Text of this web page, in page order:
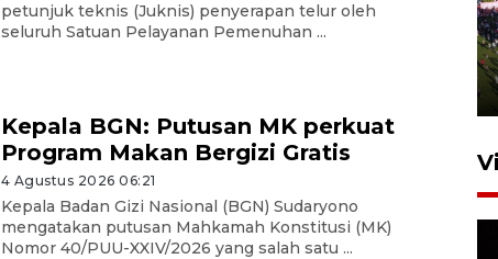
petunjuk teknis (Juknis) penyerapan telur oleh
seluruh Satuan Pelayanan Pemenuhan ...
Kepala BGN: Putusan MK perkuat
Program Makan Bergizi Gratis
4 Agustus 2026 06:21
Kepala Badan Gizi Nasional (BGN) Sudaryono
mengatakan putusan Mahkamah Konstitusi (MK)
Nomor 40/PUU-XXIV/2026 yang salah satu ...
UPACARA HUT KE-78
REPUBLIK INDONESIA DI